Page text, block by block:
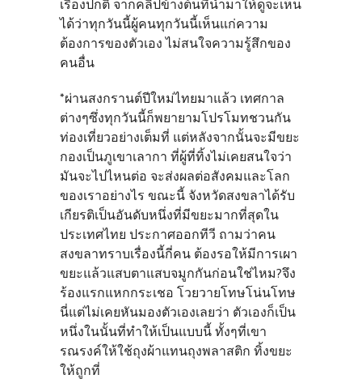
เรื่องปกติ จากคลิปข้างต้นที่นำมาให้ดูจะเห็น
ได้ว่าทุกวันนี้ผู้คนทุกวันนี้เห็นแก่ความ
ต้องการของตัวเอง ไม่สนใจความรู้สึกของ
คนอื่น
*ผ่านสงกรานต์ปีใหม่ไทยมาแล้ว เทศกาล
ต่างๆซึ่งทุกวันนี้ก็พยายามโปรโมทชวนกัน
ท่องเที่ยวอย่างเต็มที่ แต่หลังจากนั้นจะมีขยะ
กองเป็นภูเขาเลากา ที่ผู้ที่ทิ้งไม่เคยสนใจว่า
มันจะไปไหนต่อ จะส่งผลต่อสังคมและโลก
ของเราอย่างไร ขณะนี้ จังหวัดสงขลาได้รับ
เกียรติเป็นอันดับหนึ่งที่มีขยะมากที่สุดใน
ประเทศไทย ประกาศออกทีวี ถามว่าคน
สงขลาทราบเรื่องนี้กี่คน ต้องรอให้มีการเผา
ขยะแล้วแสบตาแสบจมูกกันก่อนใช่ไหม?จึง
ร้องแรกแหกกระเชอ โวยวายโทษโน่นโทษ
นี่แต่ไม่เคยหันมองตัวเองเลยว่า ตัวเองก็เป็น
หนึ่งในนั้นที่ทำให้เป็นแบบนี้ ทั้งๆที่เขา
รณรงค์ให้ใช้ถุงผ้าแทนถุงพลาสติก ทิ้งขยะ
ให้ถูกที่